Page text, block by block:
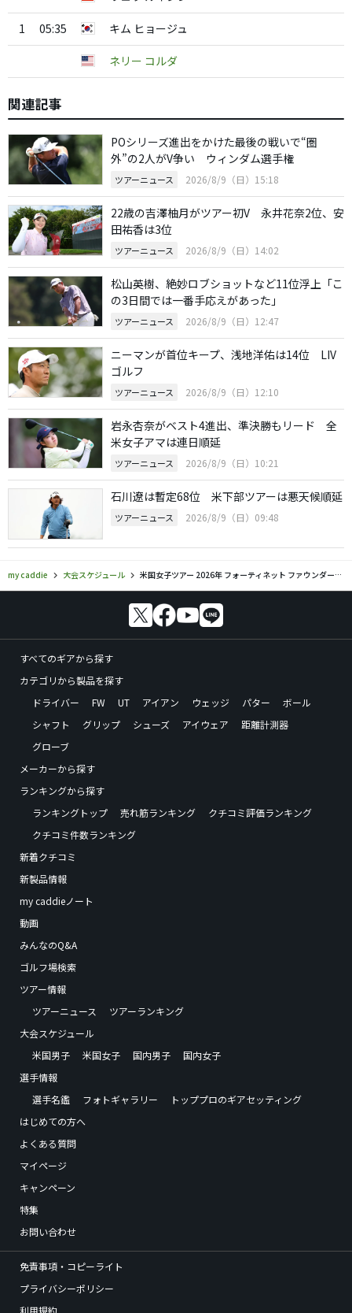
1 05:35 キム ヒョージュ
ネリー コルダ
関連記事
POシリーズ進出をかけた最後の戦いで“圏
外”の2人がV争い ウィンダム選手権
ツアーニュース 2026/8/9（日）15:18
22歳の吉澤柚月がツアー初V 永井花奈2位、安
田祐香は3位
ツアーニュース 2026/8/9（日）14:02
松山英樹、絶妙ロブショットなど11位浮上「こ
の3日間では一番手応えがあった」
ツアーニュース 2026/8/9（日）12:47
ニーマンが首位キープ、浅地洋佑は14位 LIV
ゴルフ
ツアーニュース 2026/8/9（日）12:10
岩永杏奈がベスト4進出、準決勝もリード 全
米女子アマは連日順延
ツアーニュース 2026/8/9（日）10:21
石川遼は暫定68位 米下部ツアーは悪天候順延
ツアーニュース 2026/8/9（日）09:48
my caddie 大会スケジュール 米国女子ツアー 2026年 フォーティネット ファウンダーズ カップ 組み合わせ
すべてのギアから探す
カテゴリから製品を探す
ドライバー
FW UT アイアン ウェッジ パター
ボール
シャフト
グリップ シューズ アイウェア
距離計測器
グローブ
メーカーから探す
ランキングから探す
ランキングトップ
売れ筋ランキング
クチコミ評価ランキング
クチコミ件数ランキング
新着クチコミ
新製品情報
my caddieノート
動画
みんなのQ&A
ゴルフ場検索
ツアー情報
ツアーニュース
ツアーランキング
大会スケジュール
米国男子
米国女子 国内男子
国内女子
選手情報
選手名鑑
フォトギャラリー
トッププロのギアセッティング
はじめての方へ
よくある質問
マイページ
キャンペーン
特集
お問い合わせ
免責事項・コピーライト
プライバシーポリシー